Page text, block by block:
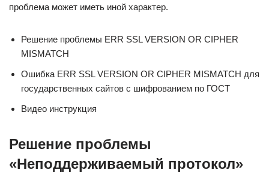
проблема может иметь иной характер.
Решение проблемы ERR SSL VERSION OR CIPHER
MISMATCH
Ошибка ERR SSL VERSION OR CIPHER MISMATCH для
государственных сайтов с шифрованием по ГОСТ
Видео инструкция
Решение проблемы
«Неподдерживаемый протокол»